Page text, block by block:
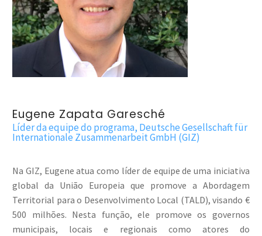
Eugene Zapata Garesché
Líder da equipe do programa, Deutsche Gesellschaft für
Internationale Zusammenarbeit GmbH (GIZ)
Na GIZ, Eugene atua como líder de equipe de uma iniciativa
global da União Europeia que promove a Abordagem
Territorial para o Desenvolvimento Local (TALD), visando €
500 milhões. Nesta função, ele promove os governos
municipais, locais e regionais como atores do